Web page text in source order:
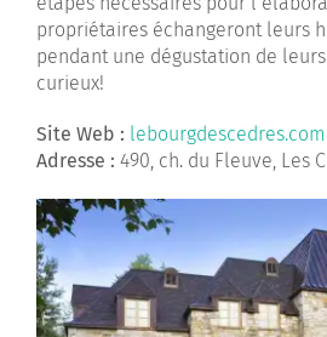
propriétaires échangeront leurs
pendant une dégustation de
curieux!
Site Web : lebourgdescedres.com
Adresse : 490, ch. du Fleuve, Les